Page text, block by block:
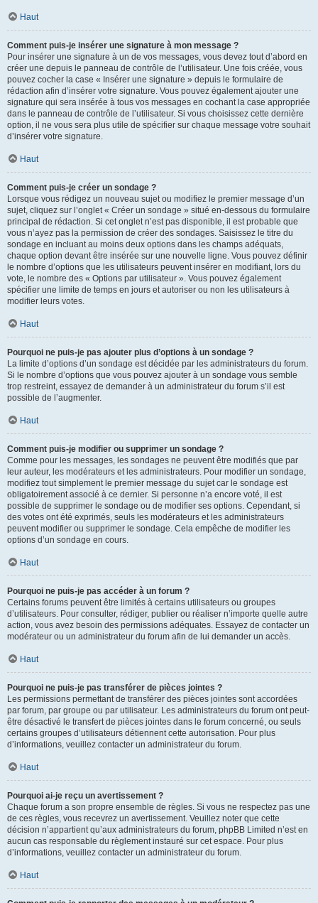
Haut
Comment puis-je insérer une signature à mon message ?
Pour insérer une signature à un de vos messages, vous devez tout d’abord en
créer une depuis le panneau de contrôle de l’utilisateur. Une fois créée, vous
pouvez cocher la case « Insérer une signature » depuis le formulaire de
rédaction afin d’insérer votre signature. Vous pouvez également ajouter une
signature qui sera insérée à tous vos messages en cochant la case appropriée
dans le panneau de contrôle de l’utilisateur. Si vous choisissez cette dernière
option, il ne vous sera plus utile de spécifier sur chaque message votre souhait
d’insérer votre signature.
Haut
Comment puis-je créer un sondage ?
Lorsque vous rédigez un nouveau sujet ou modifiez le premier message d’un
sujet, cliquez sur l’onglet « Créer un sondage » situé en-dessous du formulaire
principal de rédaction. Si cet onglet n’est pas disponible, il est probable que
vous n’ayez pas la permission de créer des sondages. Saisissez le titre du
sondage en incluant au moins deux options dans les champs adéquats,
chaque option devant être insérée sur une nouvelle ligne. Vous pouvez définir
le nombre d’options que les utilisateurs peuvent insérer en modifiant, lors du
vote, le nombre des « Options par utilisateur ». Vous pouvez également
spécifier une limite de temps en jours et autoriser ou non les utilisateurs à
modifier leurs votes.
Haut
Pourquoi ne puis-je pas ajouter plus d’options à un sondage ?
La limite d’options d’un sondage est décidée par les administrateurs du forum.
Si le nombre d’options que vous pouvez ajouter à un sondage vous semble
trop restreint, essayez de demander à un administrateur du forum s’il est
possible de l’augmenter.
Haut
Comment puis-je modifier ou supprimer un sondage ?
Comme pour les messages, les sondages ne peuvent être modifiés que par
leur auteur, les modérateurs et les administrateurs. Pour modifier un sondage,
modifiez tout simplement le premier message du sujet car le sondage est
obligatoirement associé à ce dernier. Si personne n’a encore voté, il est
possible de supprimer le sondage ou de modifier ses options. Cependant, si
des votes ont été exprimés, seuls les modérateurs et les administrateurs
peuvent modifier ou supprimer le sondage. Cela empêche de modifier les
options d’un sondage en cours.
Haut
Pourquoi ne puis-je pas accéder à un forum ?
Certains forums peuvent être limités à certains utilisateurs ou groupes
d’utilisateurs. Pour consulter, rédiger, publier ou réaliser n’importe quelle autre
action, vous avez besoin des permissions adéquates. Essayez de contacter un
modérateur ou un administrateur du forum afin de lui demander un accès.
Haut
Pourquoi ne puis-je pas transférer de pièces jointes ?
Les permissions permettant de transférer des pièces jointes sont accordées
par forum, par groupe ou par utilisateur. Les administrateurs du forum ont peut-
être désactivé le transfert de pièces jointes dans le forum concerné, ou seuls
certains groupes d’utilisateurs détiennent cette autorisation. Pour plus
d’informations, veuillez contacter un administrateur du forum.
Haut
Pourquoi ai-je reçu un avertissement ?
Chaque forum a son propre ensemble de règles. Si vous ne respectez pas une
de ces règles, vous recevrez un avertissement. Veuillez noter que cette
décision n’appartient qu’aux administrateurs du forum, phpBB Limited n’est en
aucun cas responsable du règlement instauré sur cet espace. Pour plus
d’informations, veuillez contacter un administrateur du forum.
Haut